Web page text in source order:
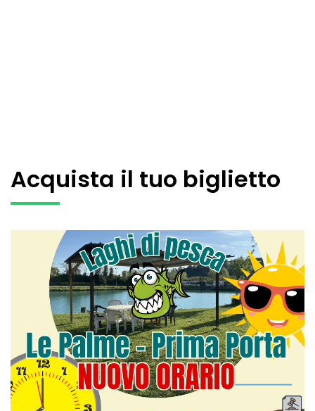
Acquista il tuo biglietto